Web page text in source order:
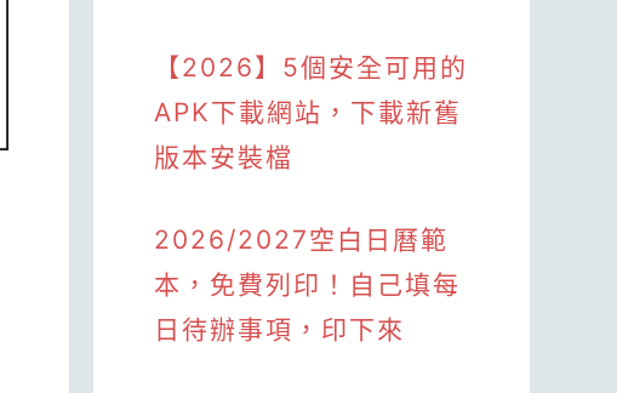
【2026】5個安全可用的
APK下載網站，下載新舊
版本安裝檔
2026/2027空白日曆範
本，免費列印！自己填每
日待辦事項，印下來